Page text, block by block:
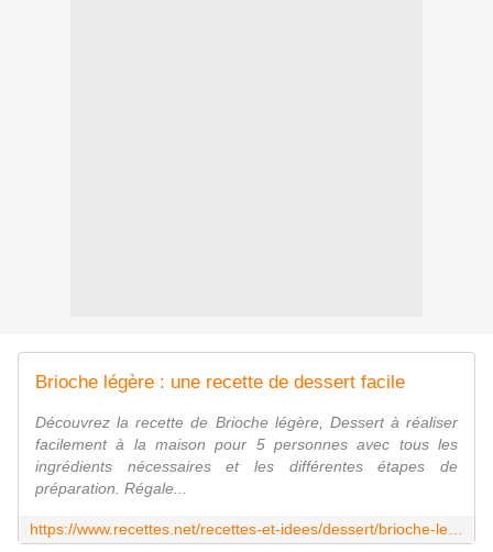
Brioche légère : une recette de dessert facile
Découvrez la recette de Brioche légère, Dessert à réaliser
facilement à la maison pour 5 personnes avec tous les
ingrédients nécessaires et les différentes étapes de
préparation. Régale...